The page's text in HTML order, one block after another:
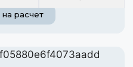
расчет